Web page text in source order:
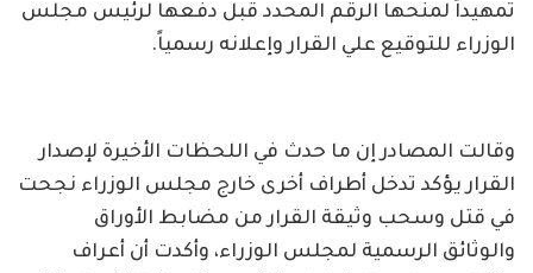
تمهيداً لمنحها الرقم المحدد قبل دفعها لرئيس مجلس
الوزراء للتوقيع علي القرار وإعلانه رسمياً.
وقالت المصادر إن ما حدث في اللحظات الأخيرة لإصدار
القرار يؤكد تدخل أطراف أخرى خارج مجلس الوزراء نجحت
في قتل وسحب وثيقة القرار من مضابط الأوراق
والوثائق الرسمية لمجلس الوزراء، وأكدت أن أعراف